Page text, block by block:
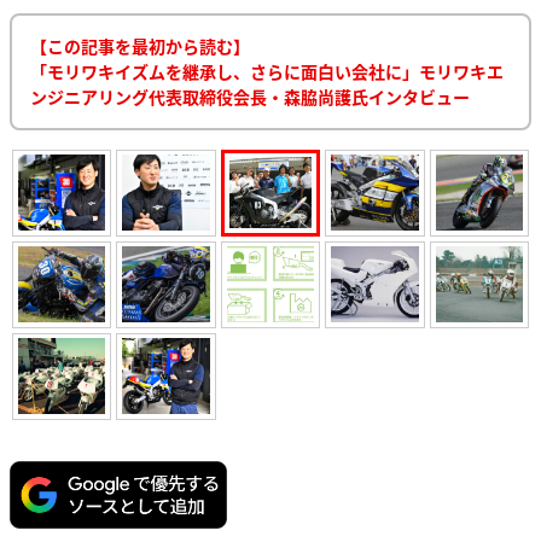
【この記事を最初から読む】
「モリワキイズムを継承し、さらに面白い会社に」モリワキエ
ンジニアリング代表取締役会長・森脇尚護氏インタビュー